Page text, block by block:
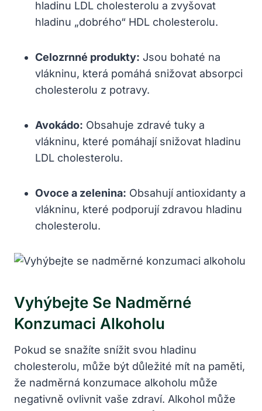
hladinu LDL cholesterolu a zvyšovat
hladinu „dobrého“ HDL cholesterolu.
Celozrnné produkty: Jsou bohaté na
vlákninu, která pomáhá snižovat absorpci
cholesterolu z potravy.
Avokádo: Obsahuje zdravé tuky a
vlákninu, které pomáhají snižovat hladinu
LDL cholesterolu.
Ovoce a zelenina: Obsahují antioxidanty a
vlákninu, které podporují zdravou hladinu
cholesterolu.
Vyhýbejte Se Nadměrné
Konzumaci Alkoholu
Pokud se snažíte snížit svou hladinu
cholesterolu, může být důležité mít na paměti,
že nadměrná konzumace alkoholu může
negativně ovlivnit vaše zdraví. Alkohol může